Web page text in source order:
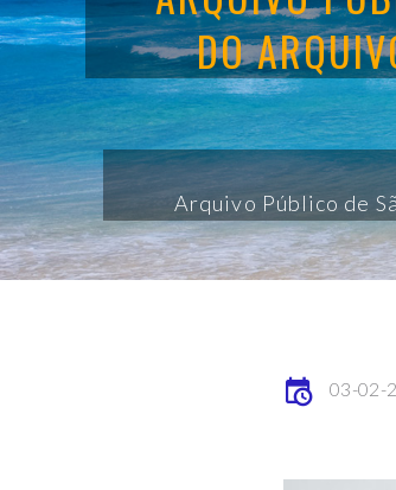
DO
Arquivo Público de
03-02-